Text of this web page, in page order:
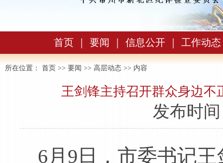
首页 要闻 信息公开 工作动态
所在位置： 首页 >> 要闻 >> 高层动态 >> 内容
王剑锋主持召开群众身边不
发布时间
6月9日，市委书记